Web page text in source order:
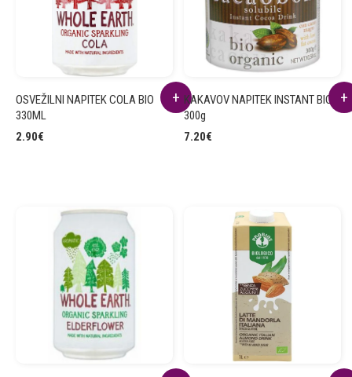
OSVEŽILNI NAPITEK COLA BIO
330ML
2.90€
KAKAVOV NAPITEK INSTANT BIO
300g
7.20€